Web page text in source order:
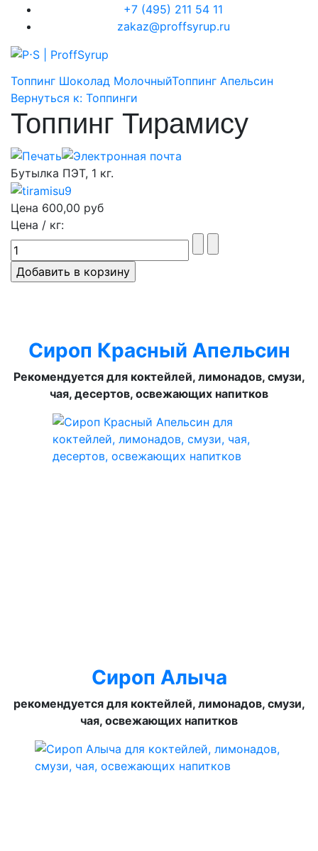
+7 (495) 211 54 11
zakaz@proffsyrup.ru
Топпинг Шоколад МолочныйТоппинг Апельсин
Вернуться к: Топпинги
Топпинг Тирамису
Бутылка ПЭТ, 1 кг.
Цена 600,00 руб
Цена / кг:
Сироп Красный Апельсин
Рекомендуется для коктейлей, лимонадов, смузи,
чая, десертов, освежающих напитков
Сироп Алыча
рекомендуется для коктейлей, лимонадов, смузи,
чая, освежающих напитков